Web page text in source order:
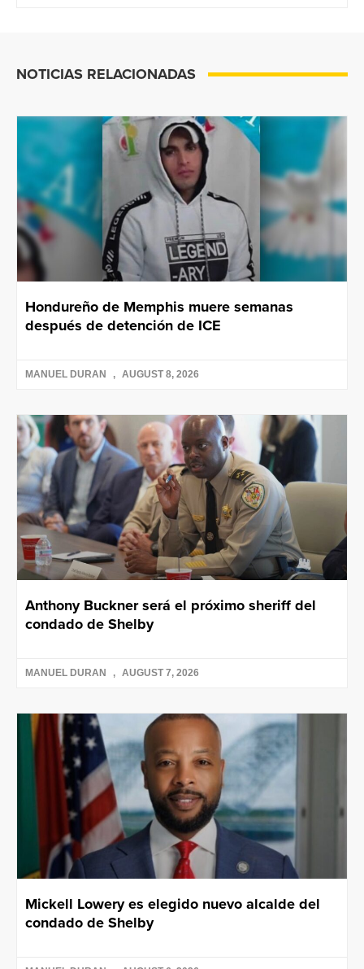
NOTICIAS RELACIONADAS
Hondureño de Memphis muere semanas
después de detención de ICE
MANUEL DURAN AUGUST 8, 2026
Anthony Buckner será el próximo sheriff del
condado de Shelby
MANUEL DURAN AUGUST 7, 2026
Mickell Lowery es elegido nuevo alcalde del
condado de Shelby